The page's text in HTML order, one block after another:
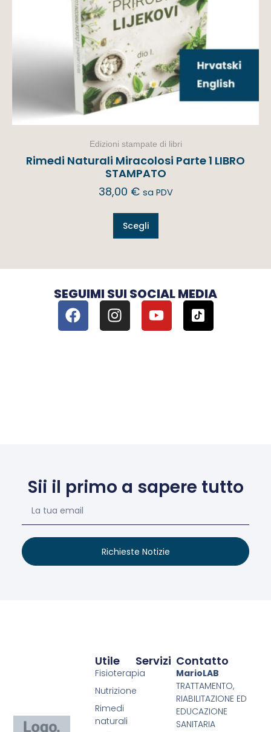
Edizioni stampate di libri
Rimedi Naturali Miracolosi Parte 1 LIBRO
STAMPATO
38,00 € sa PDV
Scegli
SEGUIMI SUI SOCIAL MEDIA
Sii il primo a sapere tutto
Richieste Notizie
Servizi
Utile
Fisioterapia
Nutrizione
Rimedi
naturali
Contatto
MarioLAB
TRATTAMENTO,
RIABILITAZIONE ED
EDUCAZIONE
SANITARIA